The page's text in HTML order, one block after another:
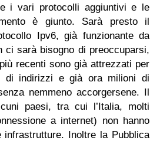
i vari protocolli aggiuntivi e le
è giunto. Sarà presto il
Ipv6, già funzionante da
ci sarà bisogno di preoccuparsi,
recenti sono già attrezzati per
di indirizzi e già ora milioni di
nemmeno accorgersene. Il
paesi, tra cui l’Italia, molti
a internet) non hanno
infrastrutture. Inoltre la Pubblica